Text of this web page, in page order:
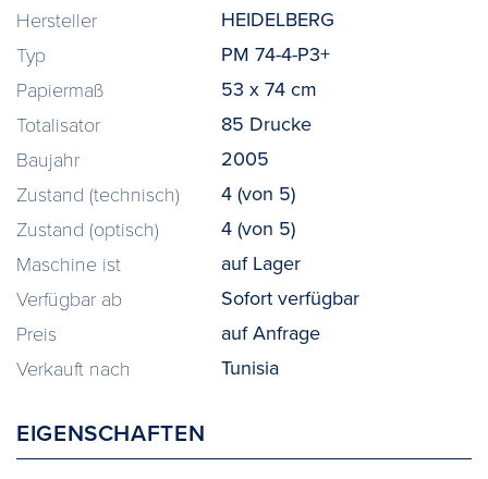
Hersteller HEIDELBERG
Typ PM 74-4-P3+
Papiermaß 53 x 74 cm
Totalisator 85 Drucke
Baujahr 2005
Zustand (technisch) 4 (von 5)
Zustand (optisch) 4 (von 5)
Maschine ist auf Lager
Verfügbar ab Sofort verfügbar
Preis auf Anfrage
Verkauft nach Tunisia
EIGENSCHAFTEN